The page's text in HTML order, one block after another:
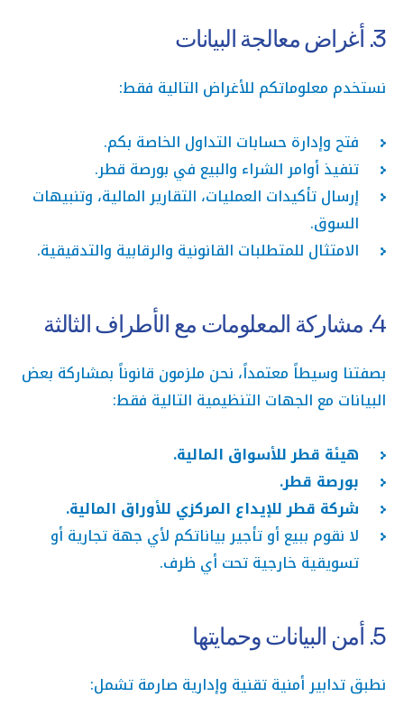
3. أغراض معالجة البيانات
نستخدم معلوماتكم للأغراض التالية فقط:
فتح وإدارة حسابات التداول الخاصة بكم.
تنفيذ أوامر الشراء والبيع في بورصة قطر.
إرسال تأكيدات العمليات، التقارير المالية، وتنبيهات
السوق.
الامتثال للمتطلبات القانونية والرقابية والتدقيقية.
4. مشاركة المعلومات مع الأطراف الثالثة
بصفتنا وسيطاً معتمداً، نحن ملزمون قانوناً بمشاركة بعض
البيانات مع الجهات التنظيمية التالية فقط:
هيئة قطر للأسواق المالية.
بورصة قطر.
شركة قطر للإيداع المركزي للأوراق المالية.
لا نقوم ببيع أو تأجير بياناتكم لأي جهة تجارية أو
تسويقية خارجية تحت أي ظرف.
5. أمن البيانات وحمايتها
نطبق تدابير أمنية تقنية وإدارية صارمة تشمل: